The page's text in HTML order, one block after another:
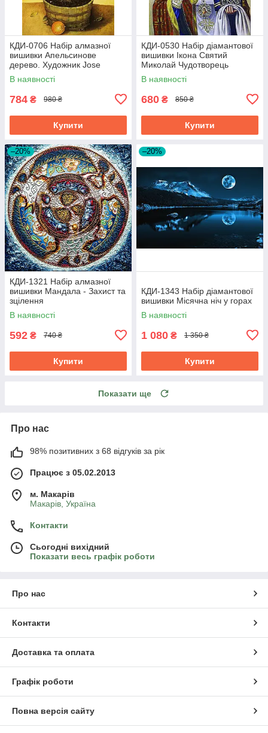
КДИ-0706 Набір алмазної
вишивки Апельсинове
дерево. Художник Jоse
Escofet
В наявності
784 ₴ 980 ₴
Купити
КДИ-0530 Набір діамантової
вишивки Ікона Святий
Миколай Чудотворець
В наявності
680 ₴ 850 ₴
Купити
–20%
КДИ-1321 Набір алмазної
вишивки Мандала - Захист та
зцілення
В наявності
592 ₴ 740 ₴
Купити
–20%
КДИ-1343 Набір діамантової
вишивки Місячна ніч у горах
В наявності
1 080 ₴ 1 350 ₴
Купити
Показати ще
Про нас
98% позитивних з 68 відгуків за рік
Працює з 05.02.2013
м. Mакарів
Mакарів, Україна
Контакти
Сьогодні вихідний
Показати весь графік роботи
Про нас
Контакти
Доставка та оплата
Графік роботи
Повна версія сайту